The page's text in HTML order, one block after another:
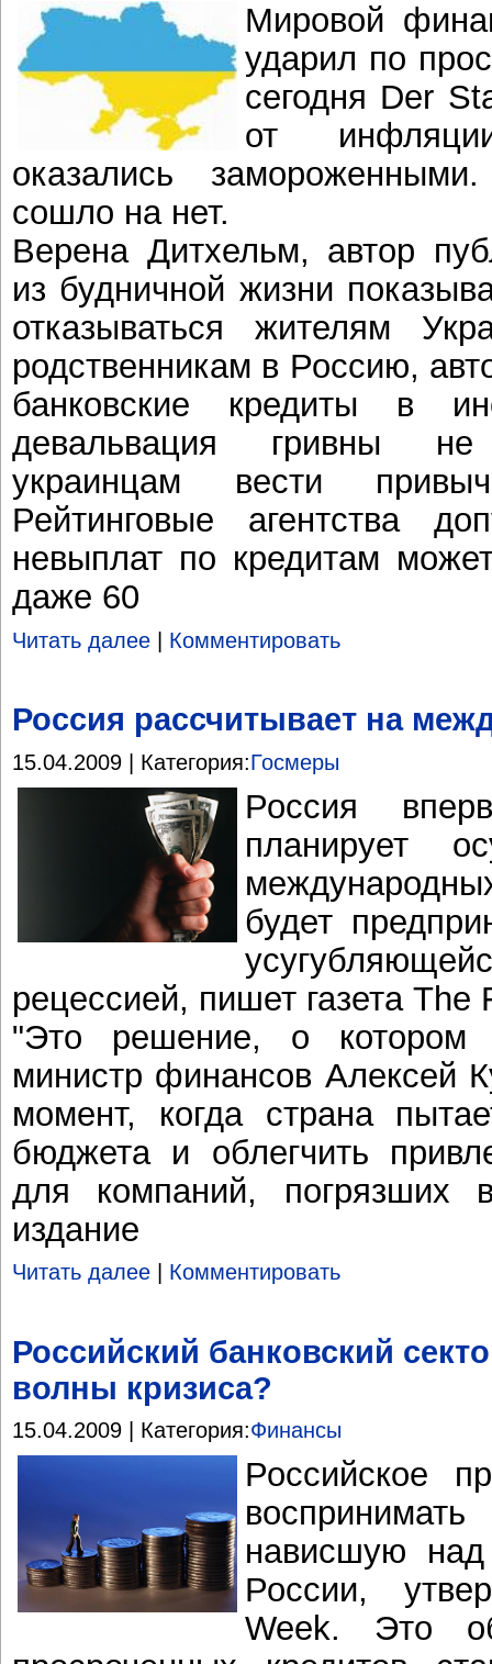
Мировой
ударил по
сегодня Der
от
оказались
сошло на нет.
Верена Дитхельм, автор
из будничной жизни
отказываться жителям
родственникам в Россию,
банковские кредиты в
девальвация гривны
украинцам вести
Рейтинговые агентства
невыплат по кредитам
даже 60
Читать далее Комментировать
Россия рассчитывает на
15.04.2009 | Категория:Госмеры
Россия
планирует
будет
рецессией, пишет газета The
"Это решение, о котором
министр финансов Алексей
момент, когда страна
бюджета и облегчить
для компаний, погрязших
издание
Читать далее Комментировать
Российский банковский
волны кризиса?
15.04.2009 | Категория:Финансы
Российское
нависшую над
России,
Week. Это